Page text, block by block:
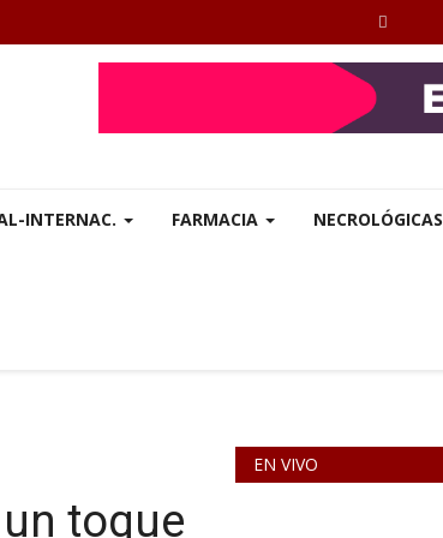
INTERNAC. FARMACIA NECROLÓGICAS
toque
EN VIVO